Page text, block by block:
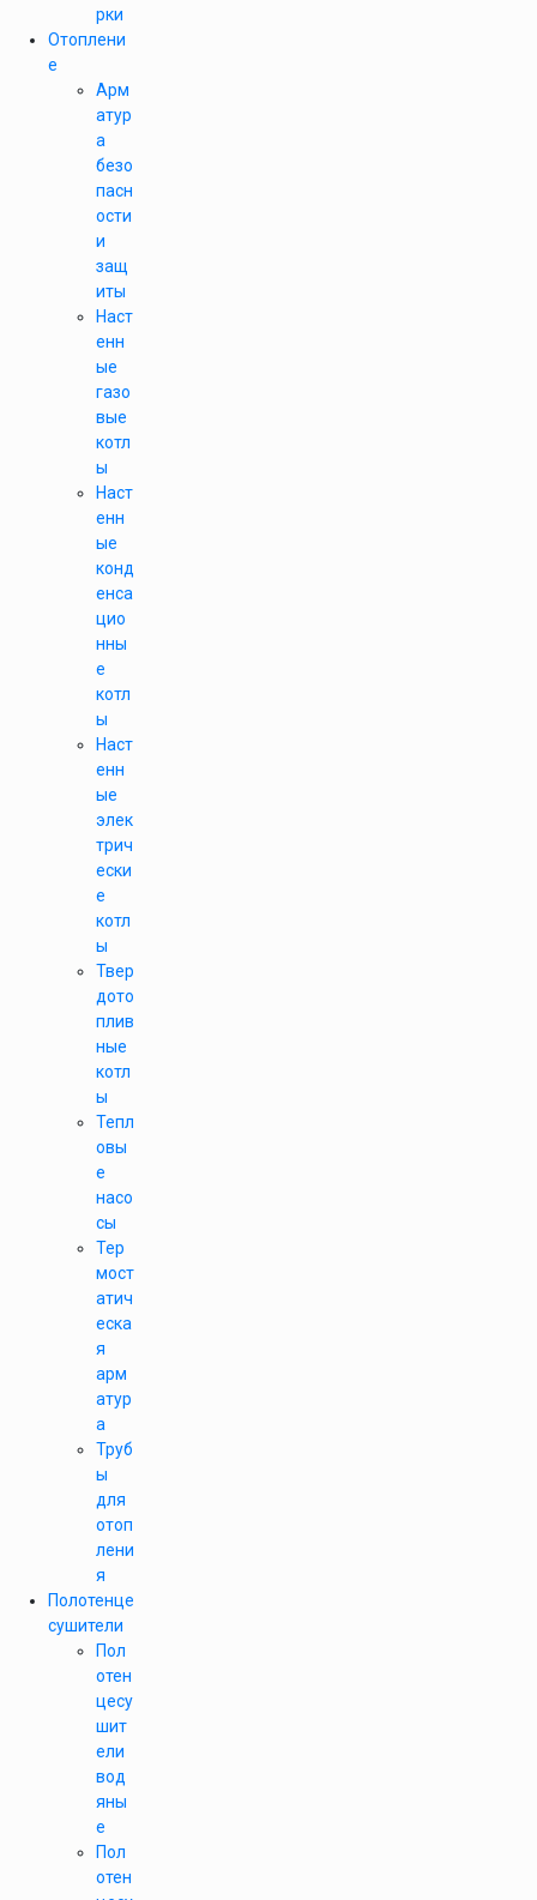
рки
Отоплени
е
Арм
атур
а
безо
пасн
ости
и
защ
иты
Наст
енн
ые
газо
вые
котл
ы
Наст
енн
ые
конд
енса
цио
нны
е
котл
ы
Наст
енн
ые
элек
трич
ески
е
котл
ы
Твер
дото
плив
ные
котл
ы
Тепл
овы
е
насо
сы
Тер
мост
атич
еска
я
арм
атур
а
Труб
ы
для
отоп
лени
я
Полотенце
сушители
Пол
отен
цесу
шит
ели
вод
яны
е
Пол
отен